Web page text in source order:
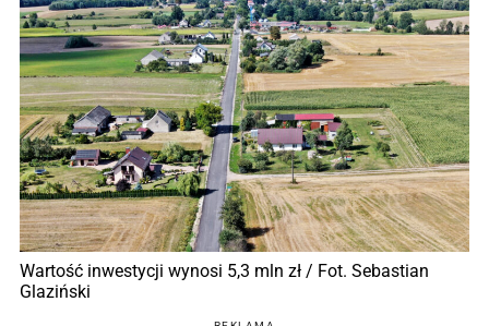
Wartość inwestycji wynosi 5,3 mln zł / Fot. Sebastian
Glaziński